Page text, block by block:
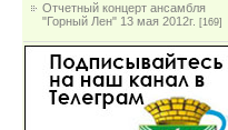
Отчетный концерт ансамбля
"Горный Лен" 13 мая 2012г. [169]